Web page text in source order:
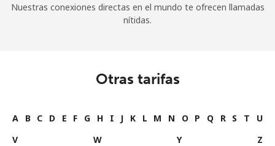
Nuestras conexiones directas en el mundo te ofrecen llamadas
nítidas.
Otras tarifas
A B C D E F G H I J K L M N O P Q R S T
U
V
W Y Z